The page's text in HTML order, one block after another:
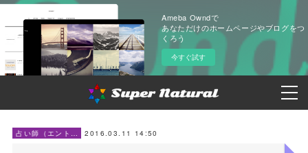
Ameba Owndで
あなただけのホームページやブログをつ
くろう
今すぐ試す
占い師（エントリー） 2016.03.11 14:50